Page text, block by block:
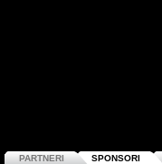
PARTNERI SPONSORI